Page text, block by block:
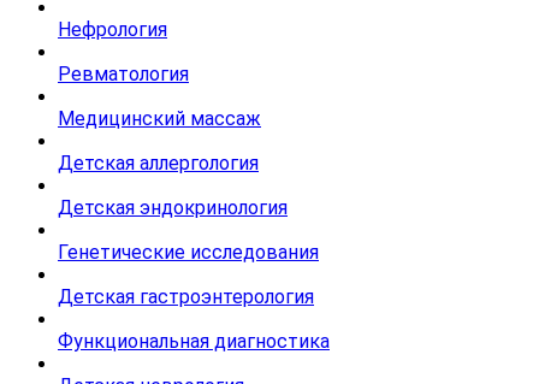
Нефрология
Ревматология
Медицинский массаж
Детская аллергология
Детская эндокринология
Генетические исследования
Детская гастроэнтерология
Функциональная диагностика